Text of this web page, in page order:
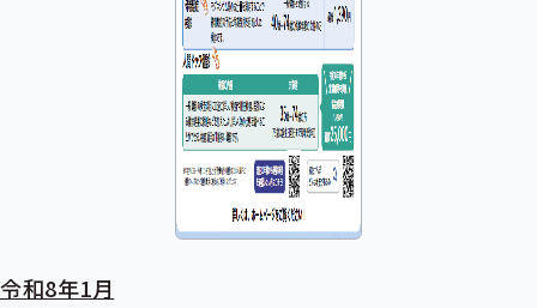
令和8年1月